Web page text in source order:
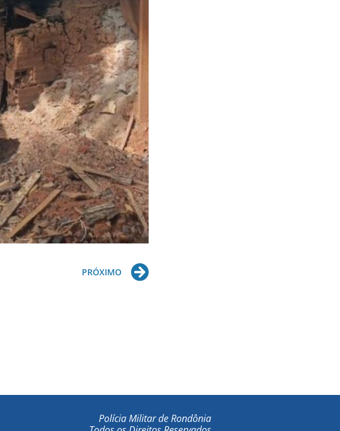
PRÓXIMO Next
Polícia Militar de Rondônia